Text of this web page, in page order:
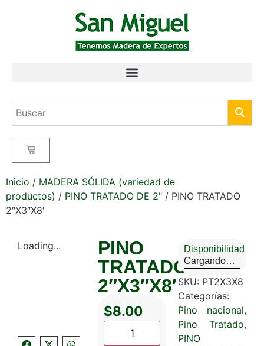
Inicio / MADERA SÓLIDA (variedad de
productos) / PINO TRATADO DE 2" / PINO TRATADO
2″X3″X8′
Loading...
PINO
TRATADO
2″X3″X8′
$8.00
Disponibilidad
Cargando…
SKU: PT2X3X8
Categorías:
Pino nacional,
Pino Tratado,
PINO